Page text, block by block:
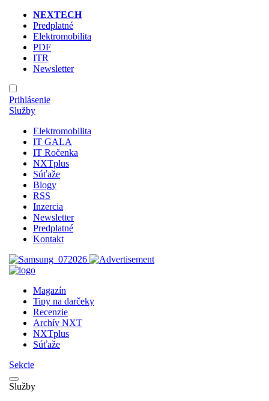
NEXTECH
Predplatné
Elektromobilita
PDF
ITR
Newsletter
Prihlásenie
Služby
Elektromobilita
IT GALA
IT Ročenka
NXTplus
Súťaže
Blogy
RSS
Inzercia
Newsletter
Predplatné
Kontakt
Magazín
Tipy na darčeky
Recenzie
Archív NXT
NXTplus
Súťaže
Sekcie
Služby